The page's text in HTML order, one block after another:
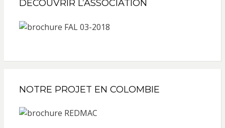
DÉCOUVRIR L’ASSOCIATION
NOTRE PROJET EN COLOMBIE